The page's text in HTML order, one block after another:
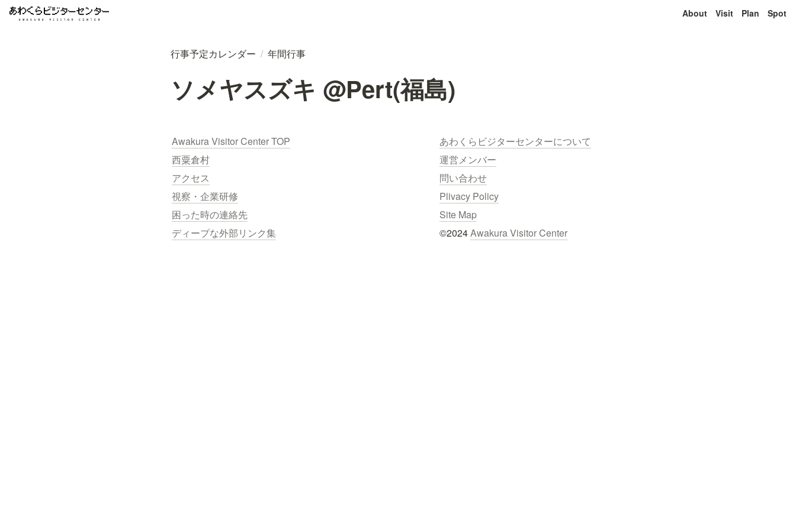
About Visit Plan Spot
行事予定カレンダー / 年間行事
ソメヤスズキ @Pert(福島)
Awakura Visitor Center TOP
西粟倉村
アクセス
視察・企業研修
困った時の連絡先
ディープな外部リンク集
あわくらビジターセンターについて
運営メンバー
問い合わせ
Plivacy Policy
Site Map
©2024 Awakura Visitor Center